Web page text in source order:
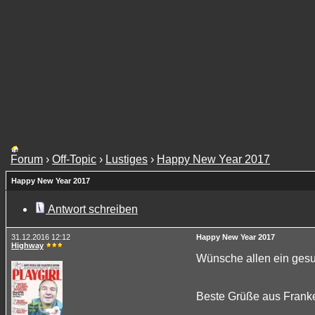
Forum › Off-Topic › Lustiges › Happy New Year 2017
Happy New Year 2017
Antwort schreiben
31.12.2016 12:12
Highway
Happy New Year 2017
Wünsche allen ein
Beste Grüße aus